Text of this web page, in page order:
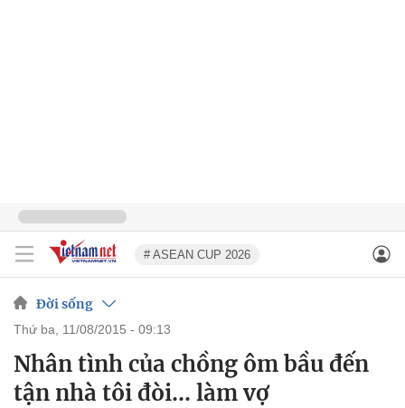
# ASEAN CUP 2026
Đời sống
thứ ba, 11/08/2015 - 09:13
Nhân tình của chồng ôm bầu đến
tận nhà tôi đòi... làm vợ